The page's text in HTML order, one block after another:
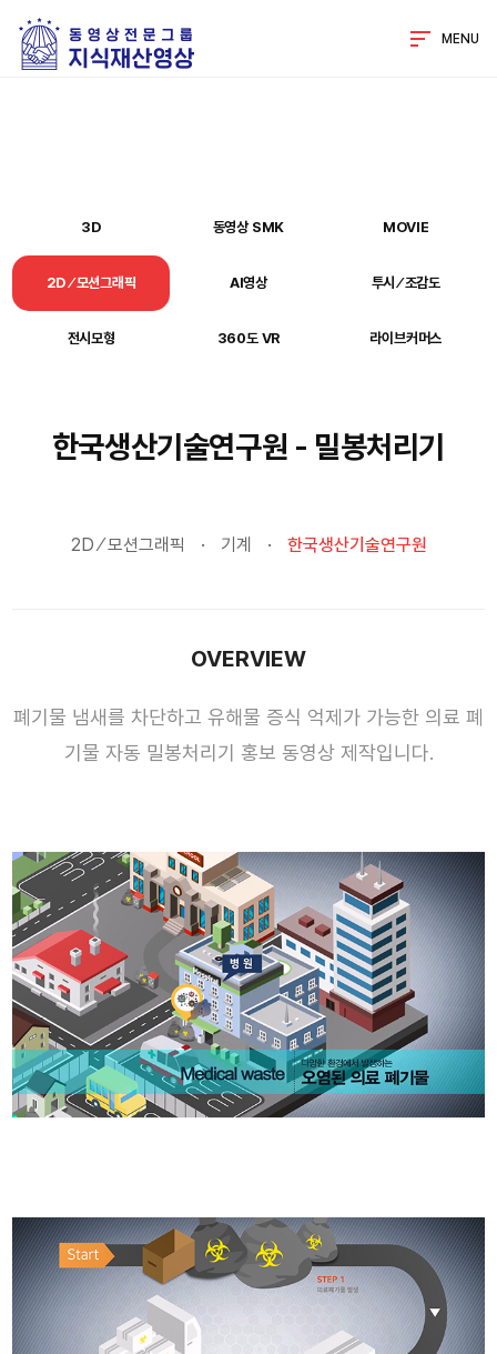
MENU
3D 동영상 SMK MOVIE
2D ⁄ 모션그래픽 AI영상 투시 ⁄ 조감도
전시모형 360도 VR 라이브커머스
한국생산기술연구원 - 밀봉처리기
2D ⁄ 모션그래픽 기계 한국생산기술연구원
OVERVIEW
폐기물 냄새를 차단하고 유해물 증식 억제가 가능한 의료 폐
기물 자동 밀봉처리기 홍보 동영상 제작입니다.